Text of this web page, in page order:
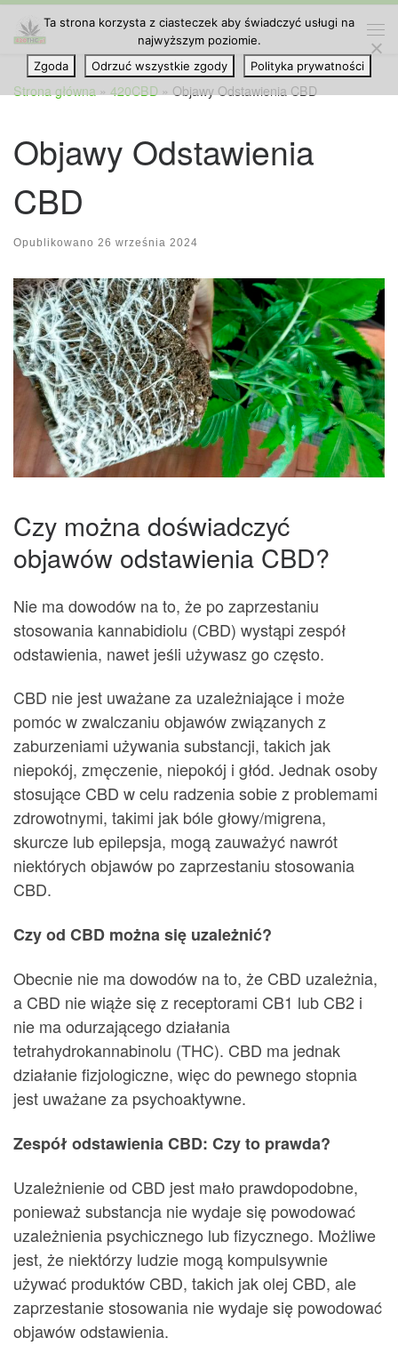
Przejdź do treści
Strona główna » 420CBD » Objawy Odstawienia CBD
Objawy Odstawienia
CBD
Opublikowano 26 września 2024
Czy można doświadczyć
objawów odstawienia CBD?
Nie ma dowodów na to, że po zaprzestaniu
stosowania kannabidiolu (CBD) wystąpi zespół
odstawienia, nawet jeśli używasz go często.
CBD nie jest uważane za uzależniające i może
pomóc w zwalczaniu objawów związanych z
zaburzeniami używania substancji, takich jak
niepokój, zmęczenie, niepokój i głód. Jednak osoby
stosujące CBD w celu radzenia sobie z problemami
zdrowotnymi, takimi jak bóle głowy/migrena,
skurcze lub epilepsja, mogą zauważyć nawrót
niektórych objawów po zaprzestaniu stosowania
CBD.
Czy od CBD można się uzależnić?
Obecnie nie ma dowodów na to, że CBD uzależnia,
a CBD nie wiąże się z receptorami CB1 lub CB2 i
nie ma odurzającego działania
tetrahydrokannabinolu (THC). CBD ma jednak
działanie fizjologiczne, więc do pewnego stopnia
jest uważane za psychoaktywne.
Zespół odstawienia CBD: Czy to prawda?
Uzależnienie od CBD jest mało prawdopodobne,
ponieważ substancja nie wydaje się powodować
uzależnienia psychicznego lub fizycznego. Możliwe
jest, że niektórzy ludzie mogą kompulsywnie
używać produktów CBD, takich jak olej CBD, ale
zaprzestanie stosowania nie wydaje się powodować
objawów odstawienia.
Ta strona korzysta z ciasteczek aby świadczyć usługi na
najwyższym poziomie.
Zgoda
Odrzuć wszystkie zgody Polityka prywatności